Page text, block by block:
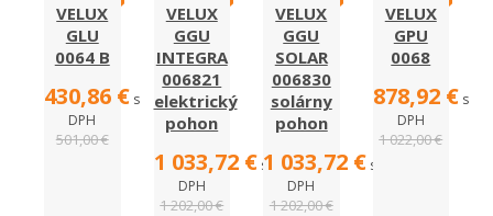
VELUX
GLU
0064 B
430,86 € s
DPH
501,00 €
VELUX
GGU
INTEGRA
006821
elektrický
pohon
1 033,72 € s
DPH
1 202,00 €
VELUX
GGU
SOLAR
006830
solárny
pohon
1 033,72 € s
DPH
1 202,00 €
VELUX
GPU
0068
878,92 € s
DPH
1 022,00 €